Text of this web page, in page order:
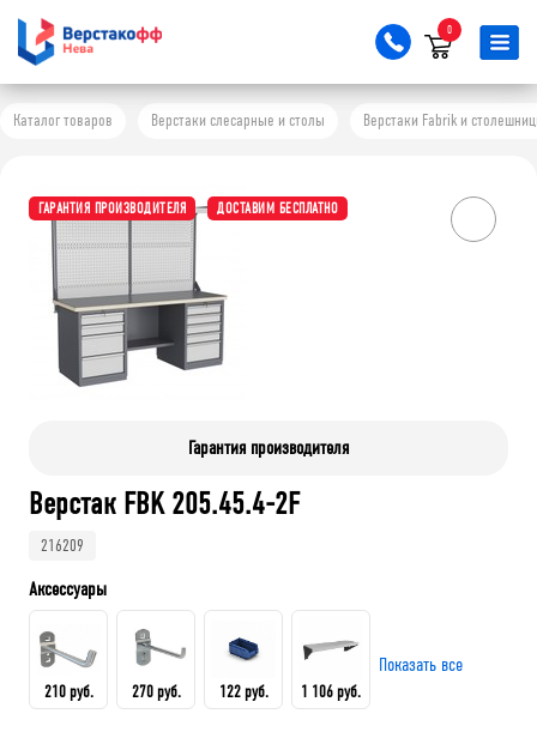
0
Каталог товаров Верстаки слесарные и столы Верстаки Fabrik и
ГАРАНТИЯ ПРОИЗВОДИТЕЛЯ ДОСТАВИМ БЕСПЛАТНО
Гарантия производителя
Верстак FBK 205.45.4-2F
216209
Аксессуары
210 руб. 270 руб. 122 руб. 1 106 руб.
Показать все